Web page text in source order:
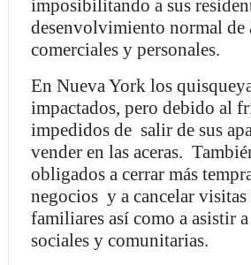
imposibilitando a sus
desenvolvimiento normal de
comerciales y personales.
En Nueva York los
impactados, pero debido al
impedidos de salir de sus
vender en las aceras.
obligados a cerrar más
negocios y a cancelar visitas
familiares así como a asistir
sociales y comunitarias.